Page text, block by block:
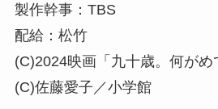
製作幹事：TBS
配給：松竹
(C)2024映画「九十歳。何が
(C)佐藤愛子／小学館